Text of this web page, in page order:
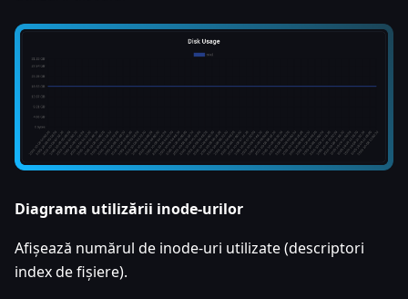
Diagrama utilizării inode-urilor
Afișează numărul de inode-uri utilizate (descriptori
index de fișiere).